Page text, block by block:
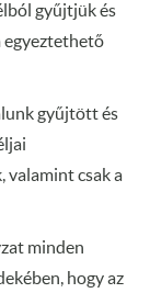
gyűjtjük és
egyeztethető
gyűjtött és
valamint csak a
minden
hogy az